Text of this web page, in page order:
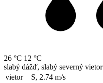
26 °C 12 °C
slabý dážď, slabý severný vietor
vietor
S, 2.74 m/s